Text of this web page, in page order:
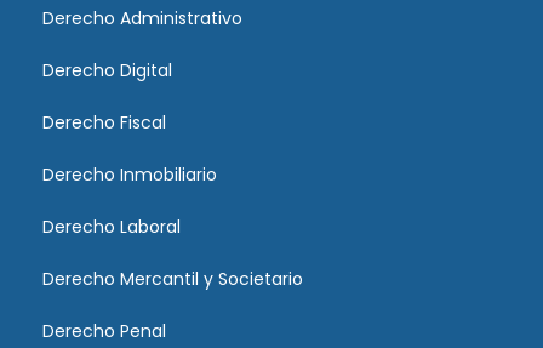
Derecho Administrativo
Derecho Digital
Derecho Fiscal
Derecho Inmobiliario
Derecho Laboral
Derecho Mercantil y Societario
Derecho Penal